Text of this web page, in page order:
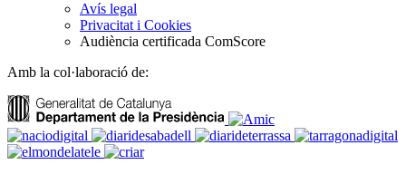
Avís legal
Privacitat i Cookies
Audiència certificada ComScore
Amb la col·laboració de: